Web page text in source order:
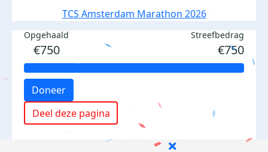
TCS Amsterdam Marathon 2026
Opgehaald
€750
Streefbedrag
€750
Doneer
Deel deze pagina